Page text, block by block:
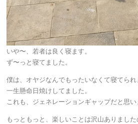
いや〜、若者は良く寝ます。
ず〜っと寝てました。
僕は、オヤジなんでもったいなくて寝てられ
一生懸命日焼けしてました。
これも、ジェネレーションギャップだと思い
もっともっと、楽しいことは沢山ありまし